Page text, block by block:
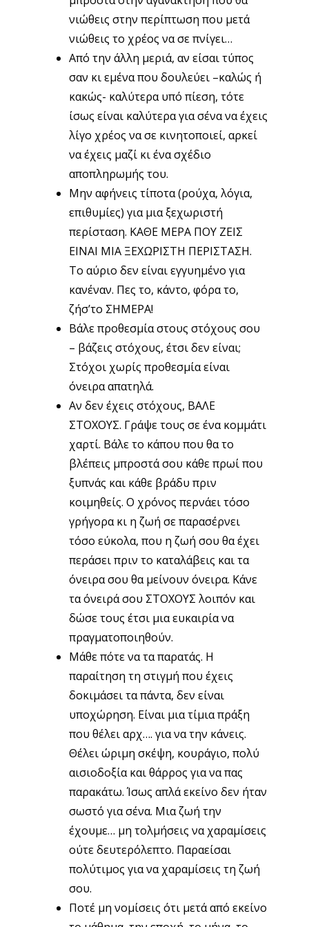
νιώθεις στην περίπτωση που μετά
νιώθεις το χρέος να σε πνίγει…
Από την άλλη μεριά, αν είσαι τύπος
σαν κι εμένα που δουλεύει –καλώς ή
κακώς- καλύτερα υπό πίεση, τότε
ίσως είναι καλύτερα για σένα να έχεις
λίγο χρέος να σε κινητοποιεί, αρκεί
να έχεις μαζί κι ένα σχέδιο
αποπληρωμής του.
Μην αφήνεις τίποτα (ρούχα, λόγια,
επιθυμίες) για μια ξεχωριστή
περίσταση. ΚΑΘΕ ΜΕΡΑ ΠΟΥ ΖΕΙΣ
ΕΙΝΑΙ ΜΙΑ ΞΕΧΩΡΙΣΤΗ ΠΕΡΙΣΤΑΣΗ.
Το αύριο δεν είναι εγγυημένο για
κανέναν. Πες το, κάντο, φόρα το,
ζήσ’το ΣΗΜΕΡΑ!
Βάλε προθεσμία στους στόχους σου
– βάζεις στόχους, έτσι δεν είναι;
Στόχοι χωρίς προθεσμία είναι
όνειρα απατηλά.
Αν δεν έχεις στόχους, ΒΑΛΕ
ΣΤΟΧΟΥΣ. Γράψε τους σε ένα κομμάτι
χαρτί. Βάλε το κάπου που θα το
βλέπεις μπροστά σου κάθε πρωί που
ξυπνάς και κάθε βράδυ πριν
κοιμηθείς. Ο χρόνος περνάει τόσο
γρήγορα κι η ζωή σε παρασέρνει
τόσο εύκολα, που η ζωή σου θα έχει
περάσει πριν το καταλάβεις και τα
όνειρα σου θα μείνουν όνειρα. Κάνε
τα όνειρά σου ΣΤΟΧΟΥΣ λοιπόν και
δώσε τους έτσι μια ευκαιρία να
πραγματοποιηθούν.
Μάθε πότε να τα παρατάς. Η
παραίτηση τη στιγμή που έχεις
δοκιμάσει τα πάντα, δεν είναι
υποχώρηση. Είναι μια τίμια πράξη
που θέλει αρχ…. για να την κάνεις.
Θέλει ώριμη σκέψη, κουράγιο, πολύ
αισιοδοξία και θάρρος για να πας
παρακάτω. Ίσως απλά εκείνο δεν ήταν
σωστό για σένα. Μια ζωή την
έχουμε… μη τολμήσεις να χαραμίσεις
ούτε δευτερόλεπτο. Παραείσαι
πολύτιμος για να χαραμίσεις τη ζωή
σου.
Ποτέ μη νομίσεις ότι μετά από εκείνο